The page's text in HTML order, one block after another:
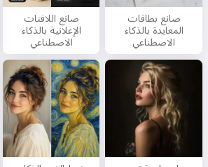
صانع بطاقات
المعايدة بالذكاء
الاصطناعي
صانع اللافتات
الإعلانية بالذكاء
الاصطناعي